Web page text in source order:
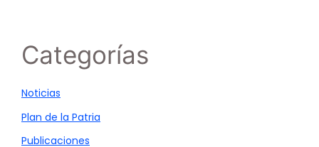
Categorías
Noticias
Plan de la Patria
Publicaciones